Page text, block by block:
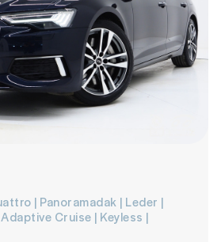
| Panoramadak | Leder |
Cruise | Keyless |